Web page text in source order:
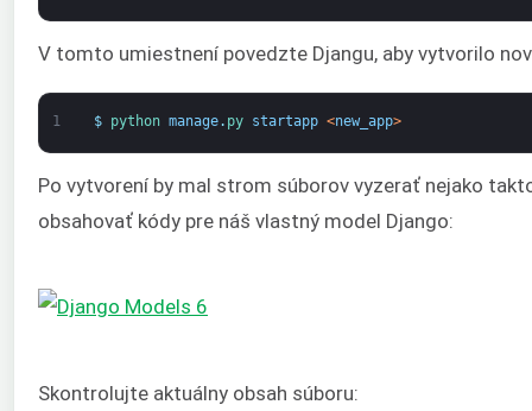
V tomto umiestnení povedzte Djangu, aby vytvorilo
1 $ python manage. py startapp <new_app>
Po vytvorení by mal strom súborov vyzerať nejako
obsahovať kódy pre náš vlastný model Django:
Skontrolujte aktuálny obsah súboru: